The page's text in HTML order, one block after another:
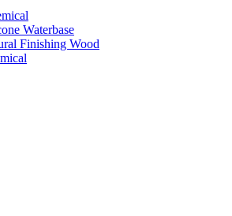
Waterbase
Finishing Wood